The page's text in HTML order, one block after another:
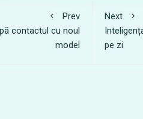
Prev
contactul cu noul
model
Next
pe zi